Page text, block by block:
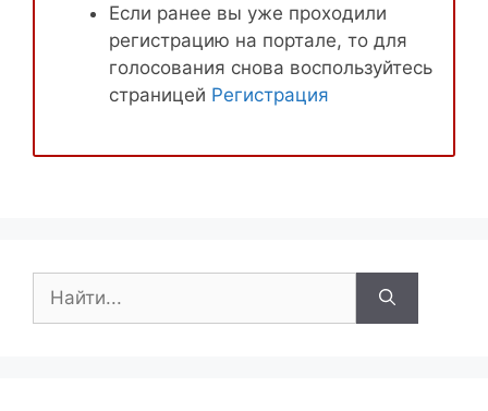
Если ранее вы уже проходили
регистрацию на портале, то для
голосования снова воспользуйтесь
страницей Регистрация